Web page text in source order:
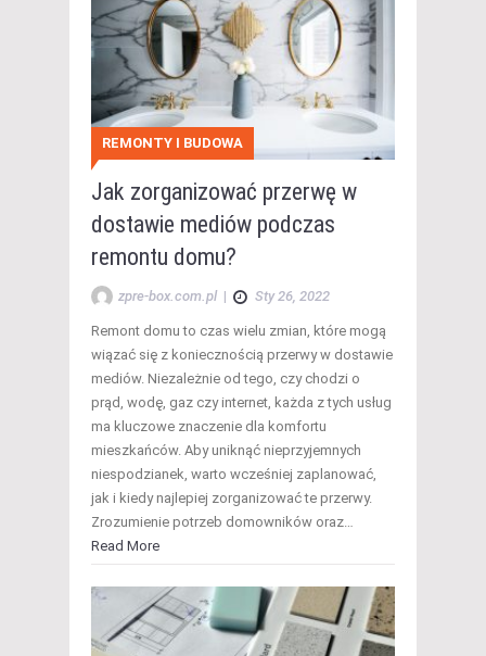
REMONTY I BUDOWA
Jak zorganizować przerwę w
dostawie mediów podczas
remontu domu?
zpre-box.com.pl | Sty 26, 2022
Remont domu to czas wielu zmian, które mogą
wiązać się z koniecznością przerwy w dostawie
mediów. Niezależnie od tego, czy chodzi o
prąd, wodę, gaz czy internet, każda z tych usług
ma kluczowe znaczenie dla komfortu
mieszkańców. Aby uniknąć nieprzyjemnych
niespodzianek, warto wcześniej zaplanować,
jak i kiedy najlepiej zorganizować te przerwy.
Zrozumienie potrzeb domowników oraz…
Read More